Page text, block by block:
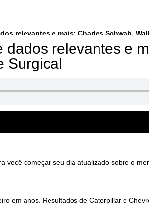
relevantes e mais: Charles Schwab,
dados relevantes e
Surgical
você começar seu dia atualizado sobre o
em anos. Resultados de Caterpillar e